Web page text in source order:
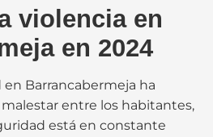
violencia en
en 2024
Barrancabermeja ha
entre los habitantes,
está en constante